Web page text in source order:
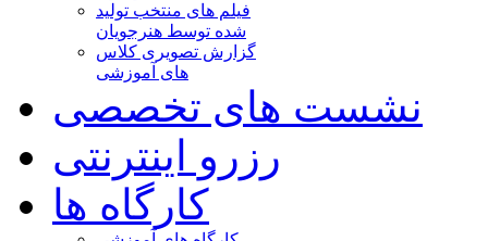
فیلم های منتخب تولید
شده توسط هنرجویان
گزارش تصویری کلاس
های آموزشی
نشست های تخصصی
رزرو اینترنتی
کارگاه ها